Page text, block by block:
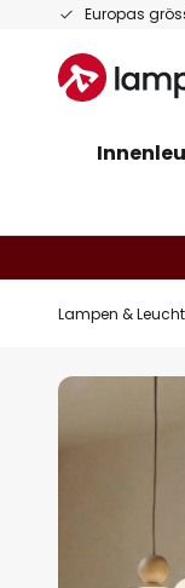
Europas
Zum
springen
Lampen &
Zum